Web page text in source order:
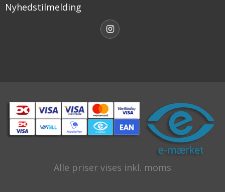
Nyhedstilmelding
Alle priser vises inkl. moms